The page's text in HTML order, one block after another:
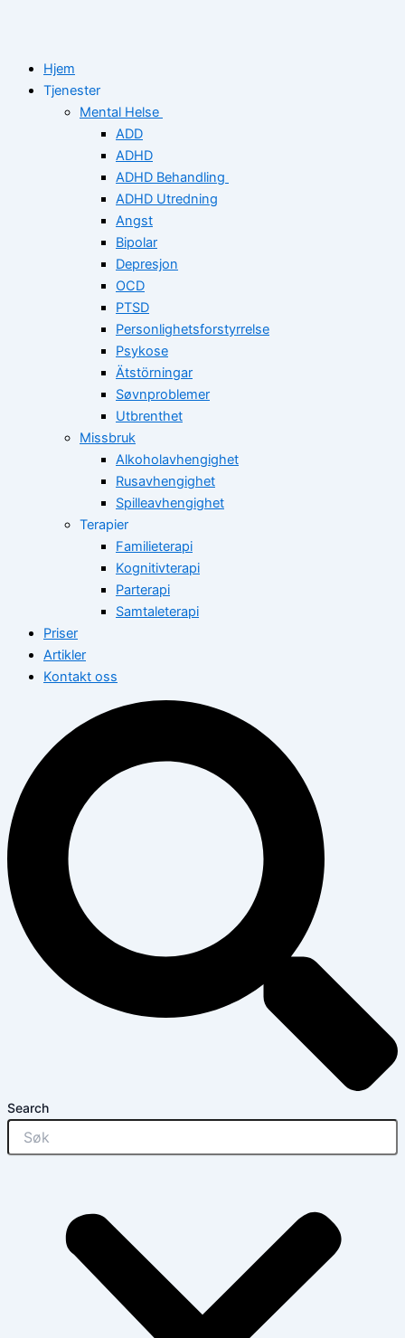
Hjem
Tjenester
Mental Helse
ADD
ADHD
ADHD Behandling
ADHD Utredning
Angst
Bipolar
Depresjon
OCD
PTSD
Personlighetsforstyrrelse
Psykose
Ätstörningar
Søvnproblemer
Utbrenthet
Missbruk
Alkoholavhengighet
Rusavhengighet
Spilleavhengighet
Terapier
Familieterapi
Kognitivterapi
Parterapi
Samtaleterapi
Priser
Artikler
Kontakt oss
Search